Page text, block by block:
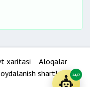
xaritasi
Aloqalar
shartlari 24/7